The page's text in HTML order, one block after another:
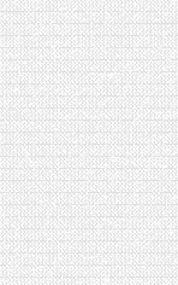
L’AVIS
DES
&
ET